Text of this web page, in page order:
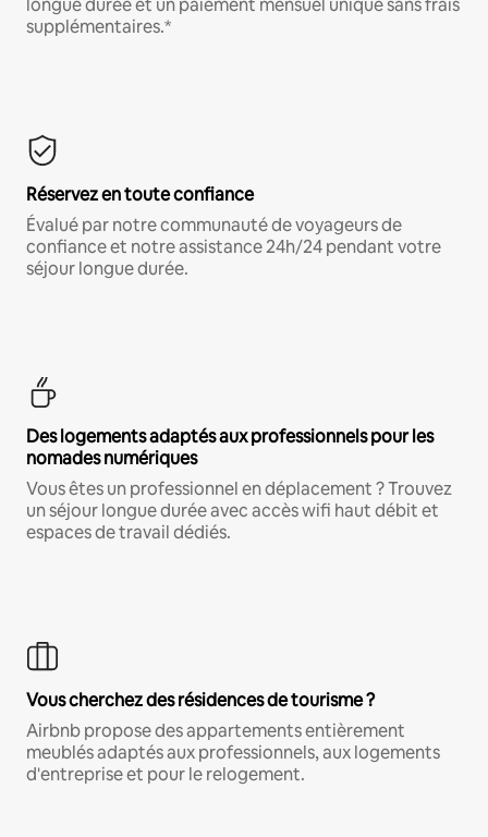
longue durée et un paiement mensuel unique sans frais
supplémentaires.*
Réservez en toute confiance
Évalué par notre communauté de voyageurs de
confiance et notre assistance 24h/24 pendant votre
séjour longue durée.
Des logements adaptés aux professionnels pour les
nomades numériques
Vous êtes un professionnel en déplacement ? Trouvez
un séjour longue durée avec accès wifi haut débit et
espaces de travail dédiés.
Vous cherchez des résidences de tourisme ?
Airbnb propose des appartements entièrement
meublés adaptés aux professionnels, aux logements
d'entreprise et pour le relogement.